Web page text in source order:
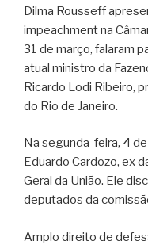
Dilma Rousseff
impeachment na
31 de março, falaram
atual ministro da
Ricardo Lodi Ribeiro,
do Rio de Janeiro.
Na segunda-feira, 4
Eduardo Cardozo, ex
Geral da União. Ele
deputados da
Amplo direito de